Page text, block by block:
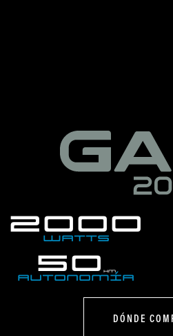
2000
Watts
50 km
Autonomía
DÓNDE